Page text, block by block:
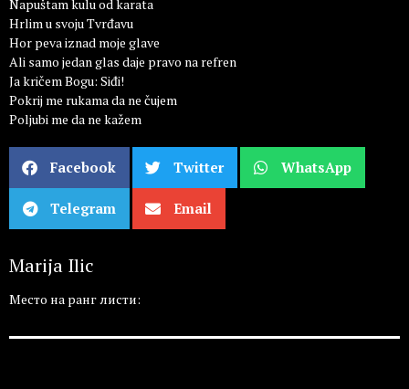
Napuštam kulu od karata
Hrlim u svoju Tvrđavu
Hor peva iznad moje glave
Ali samo jedan glas daje pravo na refren
Ja kričem Bogu: Siđi!
Pokrij me rukama da ne čujem
Poljubi me da ne kažem
Facebook Twitter WhatsApp
Telegram Email
Marija Ilic
Место на ранг листи: